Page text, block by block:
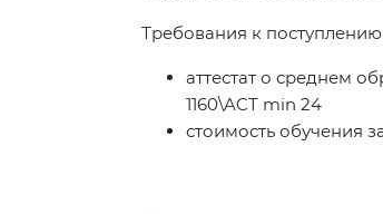
Требования к поступлению
аттестат о среднем
1160\ACT min 24
стоимость обучения